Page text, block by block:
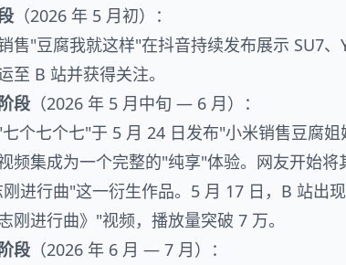
（2026 年 5 月初）：
售"豆腐我就这样"在抖音持续发布展示 SU7
至 B 站并获得关注。
段 （2026 年 5 月中旬 — 6 月）：
个七个七"于 5 月 24 日发布"小米销售豆腐
频集成为一个完整的"纯享"体验。网友开始
进行曲"这一衍生作品。5 月 17 日，B 站出
进行曲》"视频，播放量突破 7 万。
段 （2026 年 6 月 — 7 月）：